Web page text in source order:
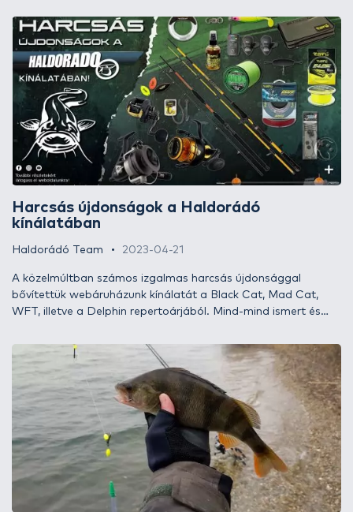
bevált komponensekből készülnek, amelyeket mi is
eredményesen használunk, illetve ami a legfontosabb, jó
szívvel ajánlunk! Íme, a Catfish Rig 9 – Pop-up csalival
megemelt nadályos előke!
Harcsás újdonságok a Haldorádó
kínálatában
Haldorádó Team 2023-04-21
A közelmúltban számos izgalmas harcsás újdonsággal
bővítettük webáruházunk kínálatát a Black Cat, Mad Cat,
WFT, illetve a Delphin repertoárjából. Mind-mind ismert és
harcsahorgászok körében, ami nem véletlen, hiszen igazán jó
minőségű felszereléseket, kiegészítőket kínálnak megfizethető
áron. Lássuk ezeket!